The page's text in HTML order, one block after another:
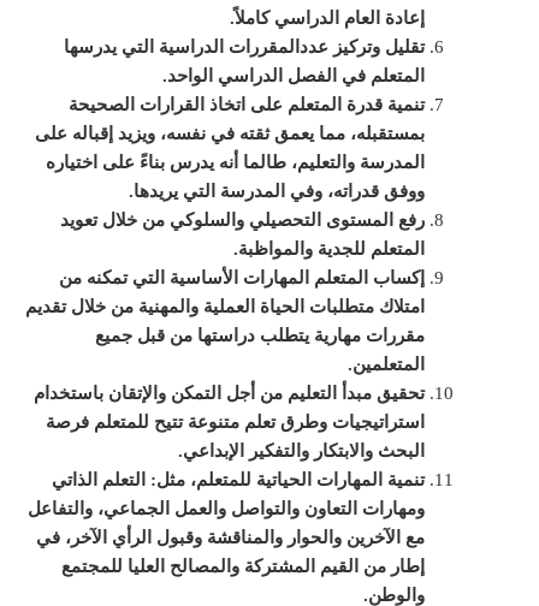
إعادة العام الدراسي كاملاً.
تقليل وتركيز عدد المقررات
الدراسية التي يدرسها
المتعلم في الفصل الدراسي الواحد.
تنمية قدرة المتعلم على اتخاذ القرارات الصحيحة
بمستقبله، مما يعمق ثقته في نفسه، ويزيد إقباله على
المدرسة والتعليم، طالما أنه يدرس بناءً على اختياره
ووفق قدراته، وفي المدرسة التي يريدها.
رفع المستوى التحصيلي والسلوكي من خلال تعويد
المتعلم للجدية والمواظبة.
إكساب المتعلم المهارات الأساسية التي تمكنه من
امتلاك متطلبات الحياة العملية والمهنية من خلال تقديم
مقررات مهارية يتطلب دراستها من قبل جميع
المتعلمين.
تحقيق مبدأ
التعليم من أجل التمكن والإتقان باستخدام
استراتيجيات وطرق تعلم متنوعة تتيح للمتعلم فرصة
البحث والابتكار والتفكير الإبداعي.
تنمية المهارات الحياتية للمتعلم، مثل:
التعلم الذاتي
ومهارات التعاون والتواصل والعمل الجماعي، والتفاعل
مع الآخرين والحوار والمناقشة وقبول الرأي الآخر ، في
إطار من القيم المشتركة والمصالح العليا للمجتمع
والوطن.